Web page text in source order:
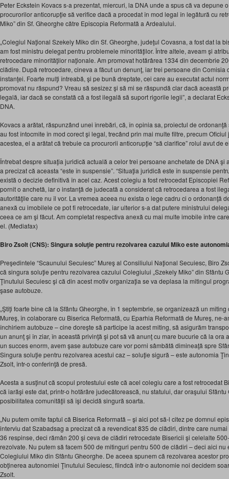
Peter Eckstein Kovacs s-a prezentat, miercuri, la DNA unde a spus că va depune
procurorilor anticorupţie să verifice dacă a procedat în mod legal în legătură cu
Miko” din Sf. Gheorghe către Episcopia Reformată a Ardealului.
„Colegiul Naţional Szekely Miko din Sf. Gheorghe, judeţul Covasna, a fost dat la
am fost ministru delegat pentru problemele minorităţilor. Între altele, aveam şi
retrocedare minorităţilor naţionale. Am promovat hotărârea 1334 din decembrie
clădire. După retrocedare, cineva a făcut un denunţ, iar trei persoane din Comisia
instanţei. Foarte mulţi întreabă, şi pe bună dreptate, cei care au executat actul
promovat nu răspund? Vreau să sesizez şi să mi se răspundă clar dacă această
legală, iar dacă se constată că a fost ilegală să suport rigorile legii”, a declarat
DNA.
Kovacs a arătat, răspunzând unei înrebări, că, în opinia sa, proiectul de
au fost întocmite în mod corect şi legal, trecând prin mai multe filtre, precum
acestea, el a arătat că trebuie ca procurorii anticorupţie “să clarifice” rolul avut de
Întrebat despre situaţia juridică actuală a celor trei persoane anchetate de DNA şi
a precizat că aceasta “este în suspensie”. “Situaţia juridică este în suspensie
există o decizie definitivă în acel caz. Acest colegiu a fost retrocedat Episcopiei
pornit o anchetă, iar o instanţă de judecată a considerat că retrocedarea a fost
autorităţile care nu îl vor. La vremea aceea nu exista o lege cadru ci o ordonanţă
anexă cu imobilele ce pot fi retrocedate, iar ulterior s-a dat putere ministrului
ceea ce am şi făcut. Am completat respectiva anexă cu mai multe imobile între
el. (Mediafax)
Biro Zsolt (CNS): Singura soluţie pentru rezolvarea cazului Miko este
Preşedintele “Scaunului Secuiesc” Mureş al Consiliului Naţional Secuiesc, Biro
că singura soluţie pentru rezolvarea cazului Colegiului „Szekely Miko” din Sfântu
Ţinutului Secuiesc şi că din acest motiv organizaţia se va deplasa la mitingul
şase autobuze.
„Ştiţi foarte bine că la Sfântu Gheorghe, în 1 septembrie, se organizează un
Mureş, în colaborare cu Biserica Reformată, cu Eparhia Reformată de Mureş, ne-
închiriem autobuze – cine doreşte să participe la acest miting, să asigurăm
un anunţ şi în ziar, în această privinţă şi pot să vă anunţ cu mare bucurie că la ora
un succes enorm, avem şase autobuze care vor porni sâmbătă dimineaţă spre
Singura soluţie pentru rezolvarea acestui caz – soluţie sigură – este autonomia
Zsolt, într-o conferinţă de presă.
Acesta a susţinut că scopul protestului este că acel colegiu care a fost retrocedat
că iarăşi este dat, printr-o hotărâre judecătorească, nu statului, dar oraşului
posibilitatea comunităţii să îşi decidă singură soarta.
„Nu putem omite faptul că Biserica Reformată – şi aici pot să-l citez pe domnul
interviu dat Szabadsag a precizat că a revendicat 835 de clădiri, dintre care
36 respinse, deci rămân 200 şi ceva de clădiri retrocedate Bisericii şi celelalte
rezolvate. Nu putem să facem 500 de mitinguri pentru 500 de clădiri – deci aici
Colegiului Miko din Sfântu Gheorghe. De aceea spunem că rezolvarea acestor
obţinerea autonomiei Ţinutului Secuiesc, fiindcă într-o autonomie noi decidem
Zsolt.